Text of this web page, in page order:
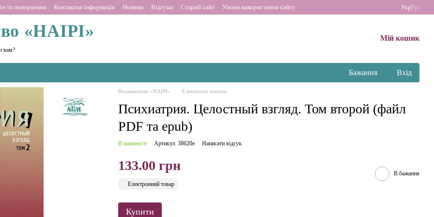
та повернення Контактна інформація Новини Відгуки Старий сайт Умови використання сайту Укр Рус
«НАІРІ»
вам?
Мій кошик
Бажання Вхід
Видавництво «НАІРІ» Електронні книжки
Психиатрия. Целостный взгляд. Том второй (файл
PDF та epub)
В наявності Артикул: 38620е Написати відгук
133.00 грн
Електронний товар
В бажання
Купити